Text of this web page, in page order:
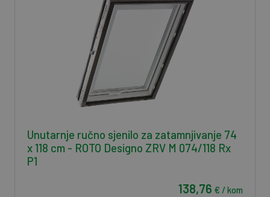
Unutarnje ručno sjenilo za zatamnjivanje 74
x 118 cm - ROTO Designo ZRV M 074/118 Rx
P1
138,76 € / kom